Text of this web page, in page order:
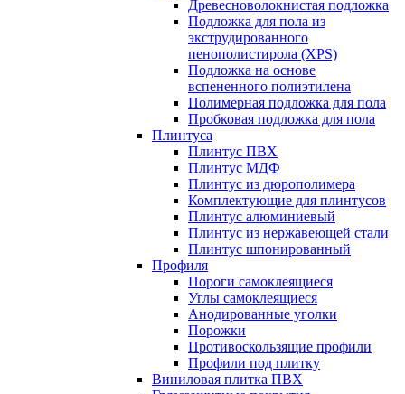
Древесноволокнистая подложка
Подложка для пола из
экструдированного
пенополистирола (XPS)
Подложка на основе
вспененного полиэтилена
Полимерная подложка для пола
Пробковая подложка для пола
Плинтуса
Плинтус ПВХ
Плинтус МДФ
Плинтус из дюрополимера
Комплектующие для плинтусов
Плинтус алюминиевый
Плинтус из нержавеющей стали
Плинтус шпонированный
Профиля
Пороги самоклеящиеся
Углы самоклеящиеся
Анодированные уголки
Порожки
Противоскользящие профили
Профили под плитку
Виниловая плитка ПВХ